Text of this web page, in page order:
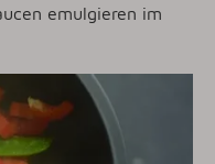
emulgieren im